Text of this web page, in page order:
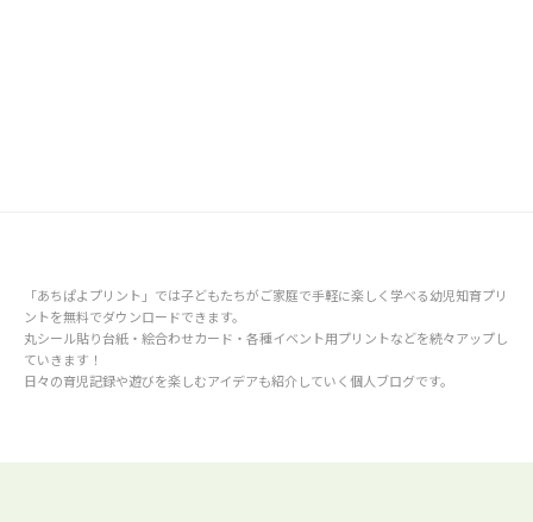
「あちぱよプリント」では子どもたちがご家庭で手軽に楽しく学べる幼児知育プリ
ントを無料でダウンロードできます。
丸シール貼り台紙・絵合わせカード・各種イベント用プリントなどを続々アップし
ていきます！
日々の育児記録や遊びを楽しむアイデアも紹介していく個人ブログです。